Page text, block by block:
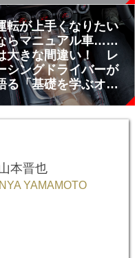
転が上手くなりたい
らマニュアル車……
大きな間違い！ レ
シングドライバーが
る「基礎を学ぶオー
トマ車」の重要性
本晋也
YAMAMOTO